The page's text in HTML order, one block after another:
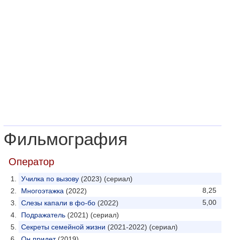
Фильмография
Оператор
Училка по вызову (2023) (сериал)
8,25
Многоэтажка (2022)
5,00
Слезы капали в фо-бо (2022)
Подражатель (2021) (сериал)
Секреты семейной жизни (2021-2022) (сериал)